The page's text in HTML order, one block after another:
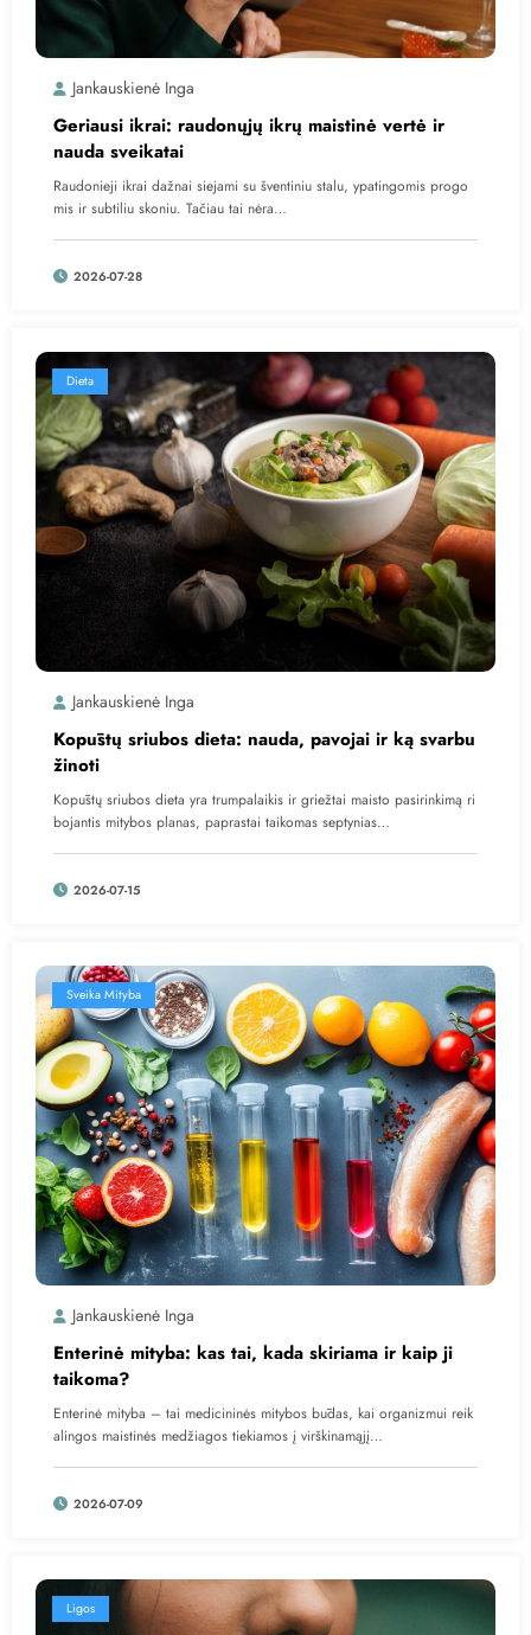
Jankauskienė Inga
Geriausi ikrai: raudonųjų ikrų maistinė vertė ir
nauda sveikatai
Raudonieji ikrai dažnai siejami su šventiniu stalu, ypatingomis progo
mis ir subtiliu skoniu. Tačiau tai nėra…
2026-07-28
Dieta
Jankauskienė Inga
Kopūstų sriubos dieta: nauda, pavojai ir ką svarbu
žinoti
Kopūstų sriubos dieta yra trumpalaikis ir griežtai maisto pasirinkimą ri
bojantis mitybos planas, paprastai taikomas septynias…
2026-07-15
Sveika Mityba
Jankauskienė Inga
Enterinė mityba: kas tai, kada skiriama ir kaip ji
taikoma?
Enterinė mityba – tai medicininės mitybos būdas, kai organizmui reik
alingos maistinės medžiagos tiekiamos į virškinamąjį…
2026-07-09
Ligos